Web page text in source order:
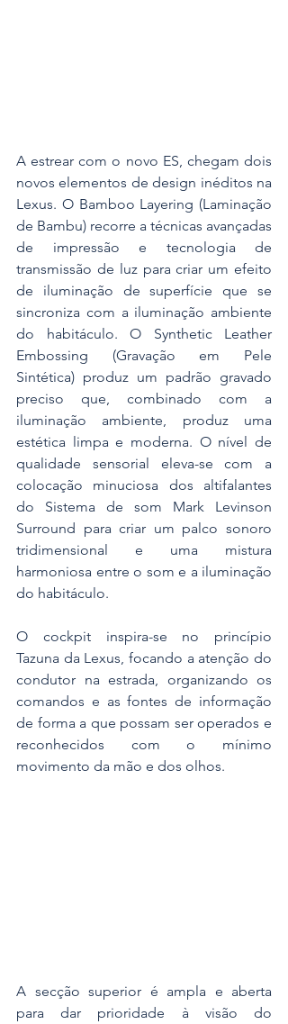
A estrear com o novo ES, chegam dois
novos elementos de design inéditos na
Lexus. O Bamboo Layering (Laminação
de Bambu) recorre a técnicas avançadas
de impressão e tecnologia de
transmissão de luz para criar um efeito
de iluminação de superfície que se
sincroniza com a iluminação ambiente
do habitáculo. O Synthetic Leather
Embossing (Gravação em Pele
Sintética) produz um padrão gravado
preciso que, combinado com a
iluminação ambiente, produz uma
estética limpa e moderna. O nível de
qualidade sensorial eleva-se com a
colocação minuciosa dos altifalantes
do Sistema de som Mark Levinson
Surround para criar um palco sonoro
tridimensional e uma mistura
harmoniosa entre o som e a iluminação
do habitáculo.
O cockpit inspira-se no princípio
Tazuna da Lexus, focando a atenção do
condutor na estrada, organizando os
comandos e as fontes de informação
de forma a que possam ser operados e
reconhecidos com o mínimo
movimento da mão e dos olhos.
A secção superior é ampla e aberta
para dar prioridade à visão do